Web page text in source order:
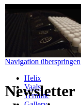
Navigation überspringen
Helix
Vaals
Termine
Newsletter